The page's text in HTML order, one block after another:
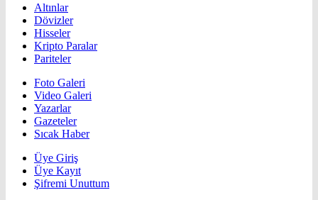
Altınlar
Dövizler
Hisseler
Kripto Paralar
Pariteler
Foto Galeri
Video Galeri
Yazarlar
Gazeteler
Sıcak Haber
Üye Giriş
Üye Kayıt
Şifremi Unuttum